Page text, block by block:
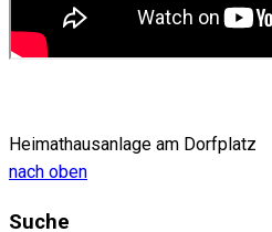
Heimathausanlage am Dorfplatz
nach oben
Suche